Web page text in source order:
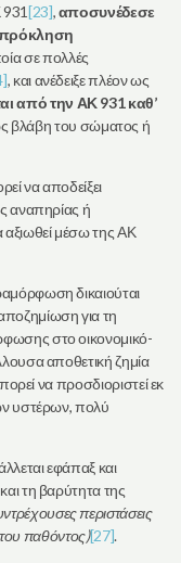
931[23],αποσυνέδεσε
σε πολλές
, και ανέδειξε πλέον ως
από την ΑΚ 931 καθ’
βλάβη του σώματος ή
να αποδείξει
αναπηρίας ή
μέσω της ΑΚ
δικαιούται
για τη
στο οικονομικό-
αποθετική ζημία
να προσδιοριστεί εκ
υστέρων, πολύ
εφάπαξ και
τη βαρύτητα της
περιστάσεις
του παθόντος)[27].